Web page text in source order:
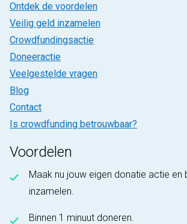
Ontdek de voordelen
Veilig geld inzamelen
Crowdfundingsactie
Doneeractie
Veelgestelde vragen
Blog
Contact
Is crowdfunding betrouwbaar?
Voordelen
Maak nu jouw eigen donatie actie en
inzamelen.
Binnen 1 minuut doneren.